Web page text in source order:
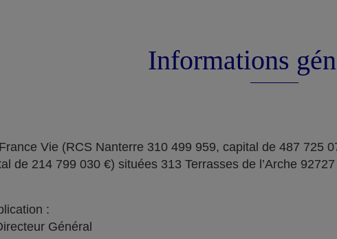
Informations
Vie (RCS Nanterre 310 499 959, capital de 487 725
de 214 799 030 €) situées 313 Terrasses de l’Arche
:
Général